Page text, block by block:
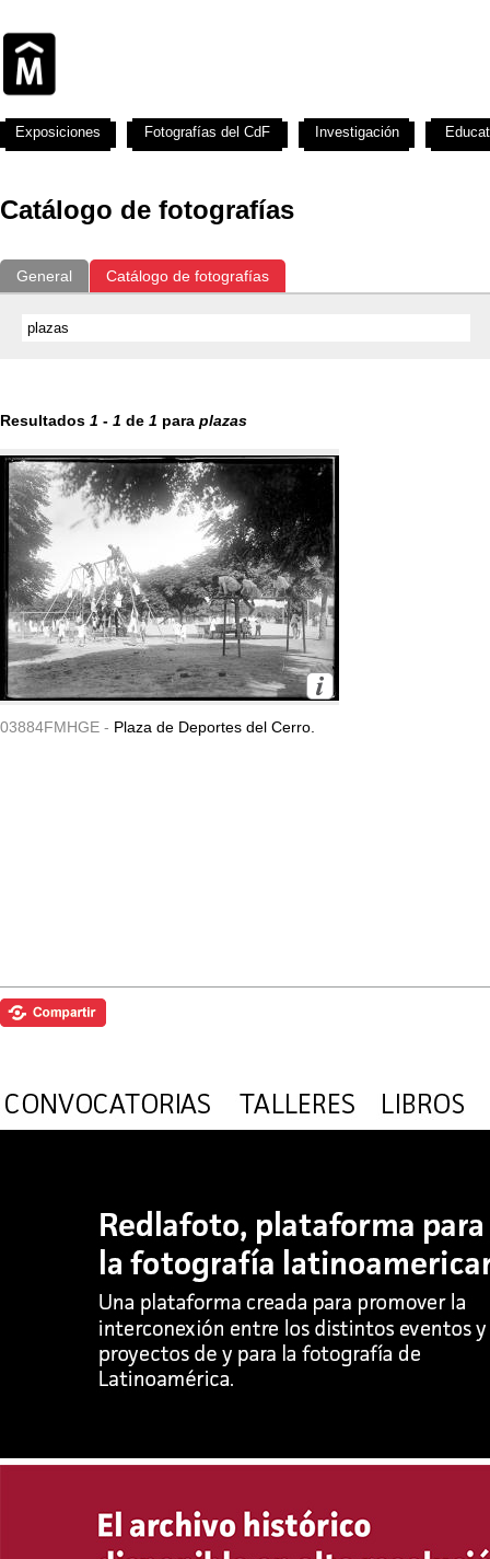
Catálogo de fotografías
General Catálogo de fotografías
Resultados 1 - 1 de 1 para plazas
03884FMHGE - Plaza de Deportes del Cerro.
Exposiciones Fotografías del CdF Investigación